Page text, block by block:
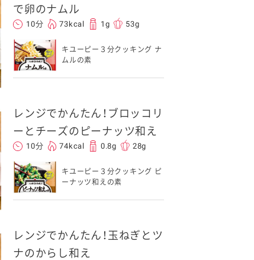
で卵のナムル
10分 73kcal 1g 53g
キユーピー３分クッキング ナ
ムルの素
レンジでかんたん！ブロッコリ
ーとチーズのピーナッツ和え
10分 74kcal 0.8g 28g
キユーピー３分クッキング ピ
ーナッツ和えの素
レンジでかんたん！玉ねぎとツ
ナのからし和え